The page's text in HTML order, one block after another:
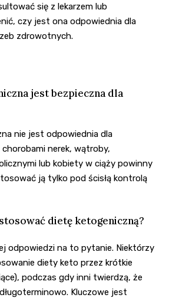
się z lekarzem lub
czy jest ona odpowiednia dla
zdrowotnych.
jest bezpieczna dla
nie jest odpowiednia dla
nerek, wątroby,
lub kobiety w ciąży powinny
ją tylko pod ścisłą kontrolą
dietę ketogeniczną?
odpowiedzi na to pytanie. Niektórzy
diety keto przez krótkie
podczas gdy inni twierdzą, że
Kluczowe jest